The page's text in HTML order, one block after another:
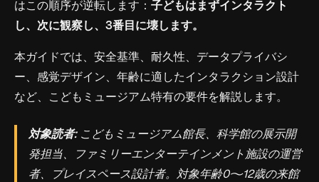
はこの順序が逆転します： 子どもはまずインタラクト
し、次に観察し、3番目に壊します。
本ガイドでは、安全基準、耐久性、データプライバシ
ー、感覚デザイン、年齢に適したインタラクション設計
など、こどもミュージアム特有の要件を解説します。
対象読者:こどもミュージアム館長、科学館の展示開
発担当、ファミリーエンターテインメント施設の運営
者、プレイスペース設計者。対象年齢0〜12歳の来館